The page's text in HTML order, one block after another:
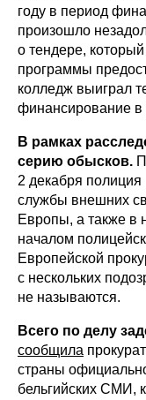
году в период
произошло
о тендере,
программы
колледж выиграл
финансирование в
В рамках
серию обысков.
2 декабря
службы внешних
Европы, а также в
началом
Европейской
с нескольких
не называются.
Всего по делу
сообщила
страны
бельгийских СМИ,